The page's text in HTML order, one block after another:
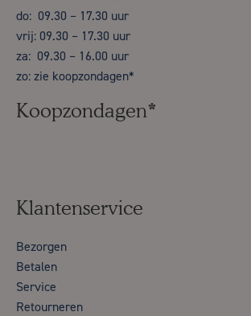
do: 09.30 – 17.30 uur
vrij: 09.30 – 17.30 uur
za: 09.30 – 16.00 uur
zo: zie koopzondagen*
Koopzondagen*
Klantenservice
Bezorgen
Betalen
Service
Retourneren